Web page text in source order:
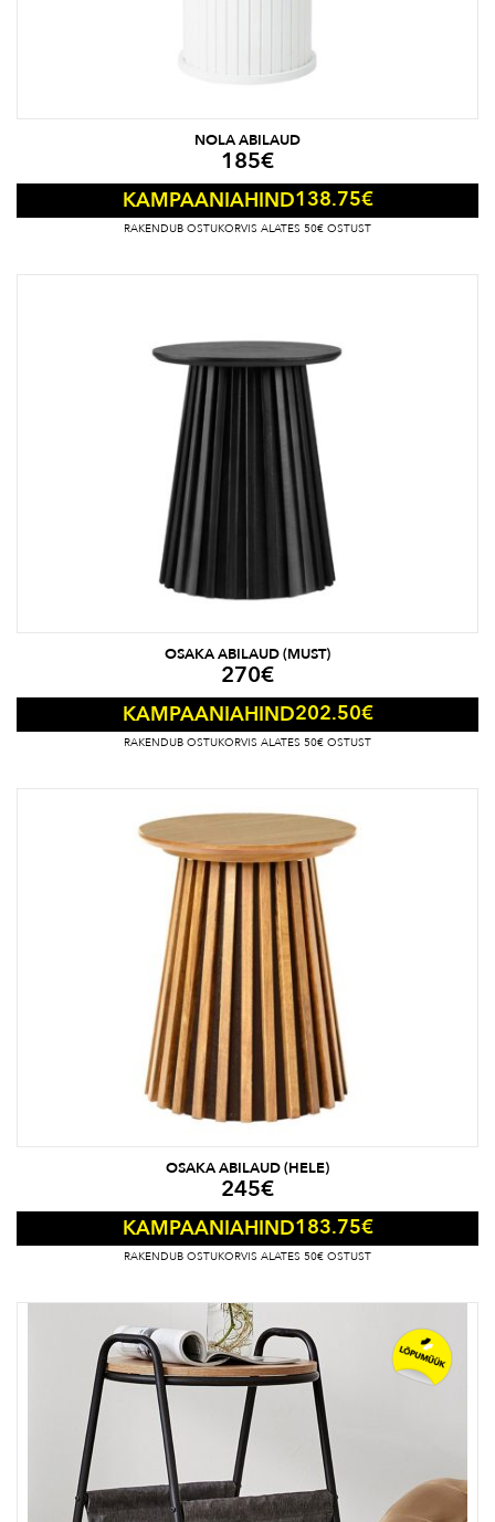
NOLA ABILAUD
185€
KAMPAANIAHIND138.75€
RAKENDUB OSTUKORVIS ALATES 50€ OSTUST
OSAKA ABILAUD (MUST)
270€
KAMPAANIAHIND202.50€
RAKENDUB OSTUKORVIS ALATES 50€ OSTUST
OSAKA ABILAUD (HELE)
245€
KAMPAANIAHIND183.75€
RAKENDUB OSTUKORVIS ALATES 50€ OSTUST